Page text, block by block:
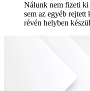
Nálunk nem fizeti ki
sem az egyéb rejtett
révén helyben